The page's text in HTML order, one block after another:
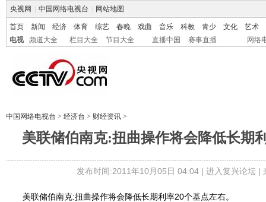
央视网 中国网络电视台 网站地图
首页 新闻 经济 体育 综艺 春晚 戏曲 音乐 科教 青少 文化
艺术
电视
频道大全 栏目大全 节目大全 直播中国 赛事直播 网络
中国网络电视台 > 经济台 > 财经资讯 >
美联储伯南克:扭曲操作将会降低长期
发布时间:2011年10月05日 04:04 | 进入复兴论坛|
美联储伯南克:扭曲操作将会降低长期利率20个基点左右。